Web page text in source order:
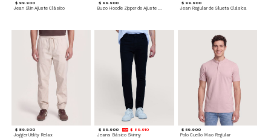
$ 99.900
Jean Slim Ajuste Clásico
$ 99.900
Buzo Hoodie Zipper de Ajuste Cómodo
$ 99.900
Jean Regular de Silueta Clásica
$ 89.900
Jogger Utility Relax
$ 99.900 $ 89.910
Jeans Básico Skinny
$ 59.900
Polo Cuello Mao Regular